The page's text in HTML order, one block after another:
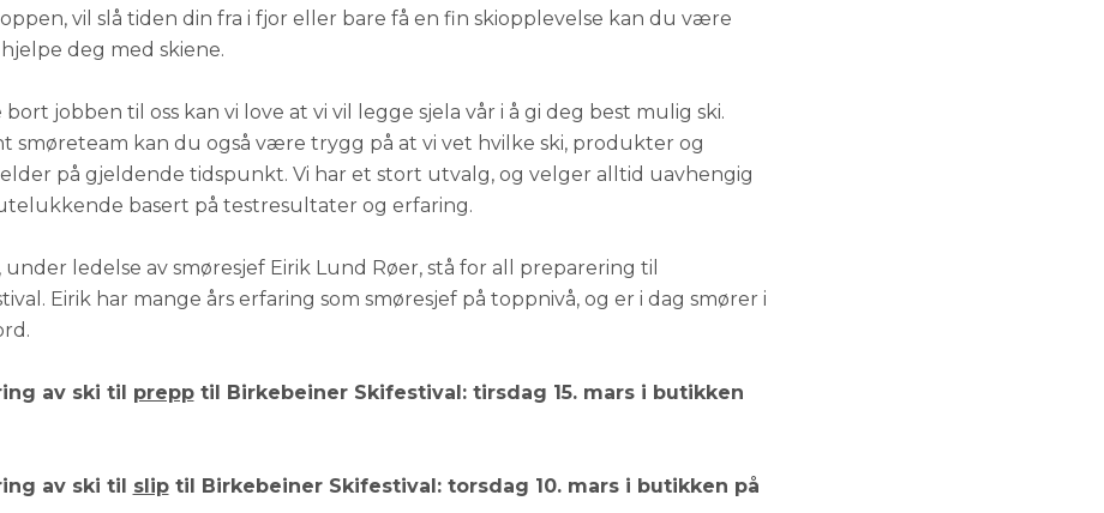
vil slå tiden din fra i fjor eller bare få en fin skiopplevelse kan du være
deg med skiene.
jobben til oss kan vi love at vi vil legge sjela vår i å gi deg best mulig ski.
smøreteam kan du også være trygg på at vi vet hvilke ski, produkter og
på gjeldende tidspunkt. Vi har et stort utvalg, og velger alltid uavhengig
basert på testresultater og erfaring.
ledelse av smøresjef Eirik Lund Røer, stå for all preparering til
Eirik har mange års erfaring som smøresjef på toppnivå, og er i dag smører i
av ski til prepptil Birkebeiner Skifestival: tirsdag 15. mars i butikken
av ski til sliptil Birkebeiner Skifestival: torsdag 10. mars i butikken på